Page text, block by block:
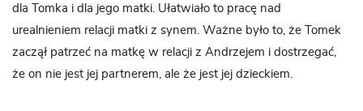
dla Tomka i dla jego matki. Ułatwiało to pracę nad
urealnieniem relacji matki z synem. Ważne było to, że Tomek
zaczął patrzeć na matkę w relacji z Andrzejem i dostrzegać,
że on nie jest jej partnerem, ale że jest jej dzieckiem.